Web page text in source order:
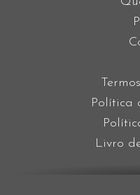
Política
Livro